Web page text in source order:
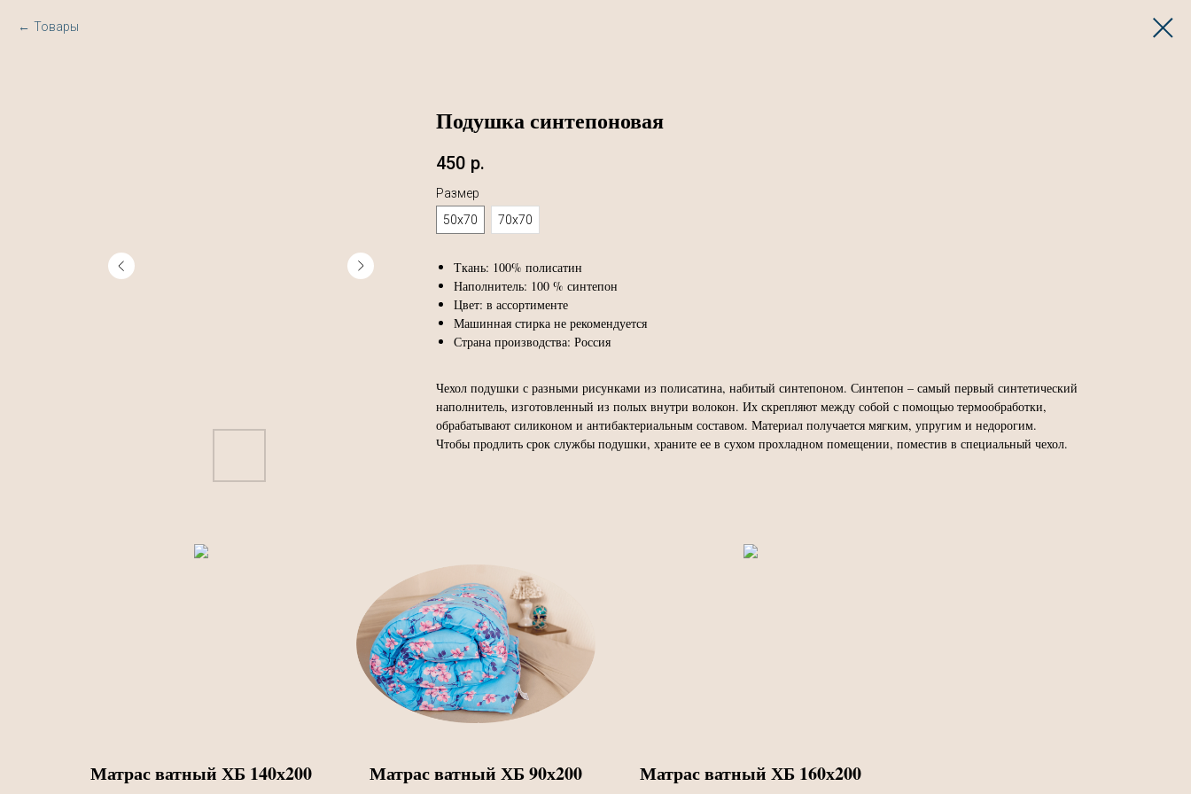
Товары
Подушка синтепоновая
450 р.
Размер
50х70
70х70
Ткань: 100% полисатин
Наполнитель: 100 % синтепон
Цвет: в ассортименте
Машинная стирка не рекомендуется
Страна производства: Россия
Чехол подушки с разными рисунками из полисатина, набитый синтепоном. Синтепон – самый первый синтетический
наполнитель, изготовленный из полых внутри волокон. Их скрепляют между собой с помощью термообработки,
обрабатывают силиконом и антибактериальным составом. Материал получается мягким, упругим и недорогим.
Чтобы продлить срок службы подушки, храните ее в сухом прохладном помещении, поместив в специальный чехол.
Матрас ватный ХБ 140х200 Матрас ватный ХБ 90х200 Матрас ватный ХБ 160х200